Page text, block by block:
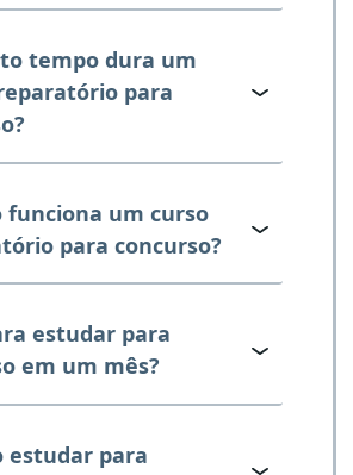
tempo dura um
para
funciona um curso
para concurso?
estudar para
em um mês?
estudar para